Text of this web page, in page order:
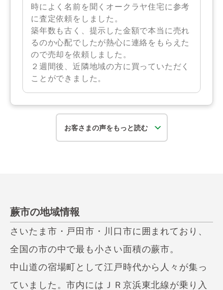
時によく名前を聞くオークラヤ住宅に参考
に査定依頼をしました。
築年数も古く、提示した金額で本当に売れ
るのか心配でしたが熱心に連絡をもらえた
ので売却を依頼しました。
２週間後、近隣地域の方に買っていただく
ことができました。
お客さまの声をもっと読む
蕨市の地域情報
さいたま市・戸田市・川口市に囲まれており、
全国の市の中で最も小さい面積の蕨市。
中山道の宿場町として江戸時代から人々が集っ
ていました。市内にはＪＲ京浜東北線が乗り入